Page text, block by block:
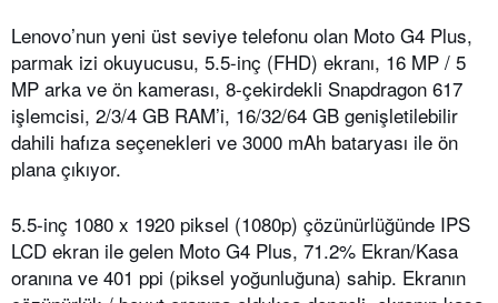
Lenovo’nun yeni üst seviye telefonu olan Moto G4 Plus,
parmak izi okuyucusu, 5.5-inç (FHD) ekranı, 16 MP / 5
MP arka ve ön kamerası, 8-çekirdekli Snapdragon 617
işlemcisi, 2/3/4 GB RAM’i, 16/32/64 GB genişletilebilir
dahili hafıza seçenekleri ve 3000 mAh bataryası ile ön
plana çıkıyor.
5.5-inç 1080 x 1920 piksel (1080p) çözünürlüğünde IPS
LCD ekran ile gelen Moto G4 Plus, 71.2% Ekran/Kasa
oranına ve 401 ppi (piksel yoğunluğuna) sahip. Ekranın